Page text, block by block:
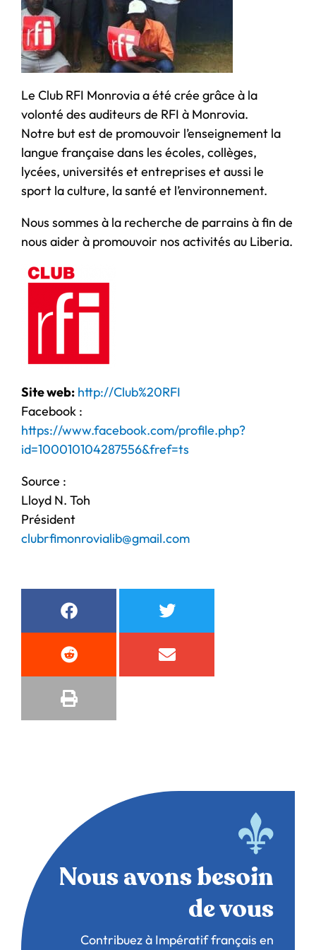
Le Club RFI Monrovia a été crée grâce à la
volonté des auditeurs de RFI à Monrovia.
Notre but est de promouvoir l’enseignement la
langue française dans les écoles, collèges,
lycées, universités et entreprises et aussi le
sport la culture, la santé et l’environnement.
Nous sommes à la recherche de parrains à fin de
nous aider à promouvoir nos activités au Liberia.
Site web: http://Club%20RFI
Facebook :
https://www.facebook.com/profile.php?
id=100010104287556&fref=ts
Source :
Lloyd N. Toh
Président
clubrfimonrovialib@gmail.com
Nous avons besoin
de vous
Contribuez à Impératif français en